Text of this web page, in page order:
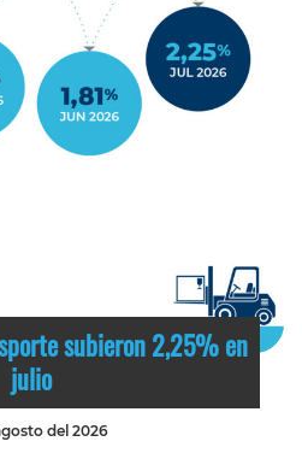
subieron 2,25% en
julio
del 2026